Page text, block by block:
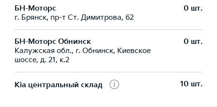
БН-Моторс
г. Брянск, пр-т Ст. Димитрова, 62
0 шт.
БН-Моторс Обнинск
Калужская обл., г. Обнинск, Киевское
шоссе, д. 21, к.2
0 шт.
Kia центральный склад 10 шт.